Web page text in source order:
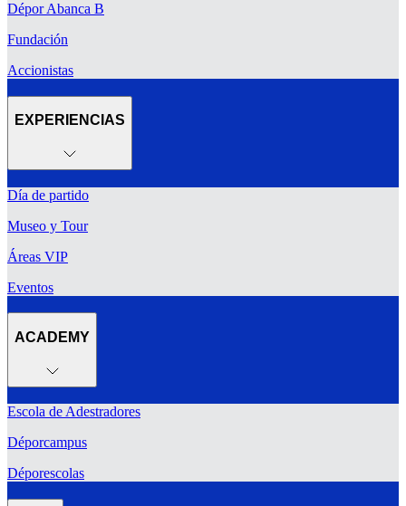
Dépor Abanca B
Fundación
Accionistas
EXPERIENCIAS
Día de partido
Museo y Tour
Áreas VIP
Eventos
ACADEMY
Escola de Adestradores
Déporcampus
Déporescolas